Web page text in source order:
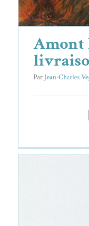
Amont
Par Jean-Charles